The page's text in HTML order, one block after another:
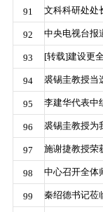
91 文科科研处处
92 中央电视台报
93 [转载]建设更
94 裘锡圭教授当
95 李建华代表中
96 裘锡圭教授为
97 施谢捷教授荣
98 中心召开全体
99 秦绍德书记莅